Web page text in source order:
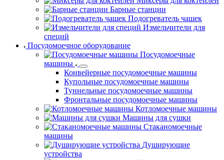
Барные станции
Подогреватель чашек
Измельчители для
специй
Посудомоечное оборудование
Посудомоечные
машины
Конвейерные посудомоечные машины
Купольные посудомоечные машины
Туннельные посудомоечные машины
Фронтальные посудомоечные машины
Котломоечные машины
Машины для сушки
Стаканомоечные
машины
Душирующие
устройства